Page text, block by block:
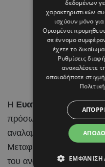
Η Ευανθία – Εύη
πρόσωπα που
αναλαμβάνοντας την
Μεταφορών,
του ανασχηματισμού
δεδομένων
χαρακτηριστικών
ισχύουν μόνο
Ορισμένοι
σε έννομο
έχετε το
Ρυθμίσεις
ανακαλέσετε
οποιαδήποτε στιγμή
ΕΜΦΆΝΙΣΗ